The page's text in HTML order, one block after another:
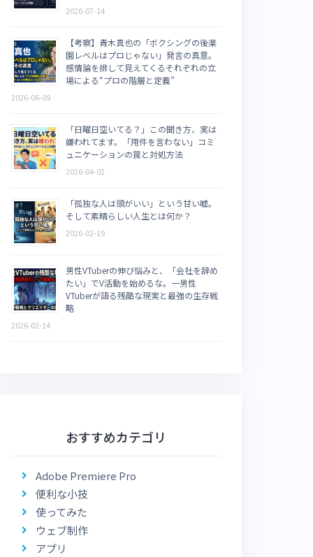
2026-07-14
【考察】青木真也の「ボクシングの後楽
園レベルはプロじゃない」発言の真意。
感情論を排して見えてくるそれぞれの立
場による“プロの階層と定義”
2026-06-09
「日曜日空いてる？」この聞き方、実は
嫌われてます。「用件を言わない」コミ
ュニケーションの罠と対処方法
2026-04-02
「孤独な人は頭がいい」という甘い嘘。
そして素晴らしい人生とは何か？
2026-02-19
男性VTuberの伸び悩みと、「会社を辞め
たい」でV活動を始めるな。一男性
VTuberが語る残酷な現実と最強の生存戦
略
2026-02-14
おすすめカテゴリ
Adobe Premiere Pro
便利な小技
使ってみた
ウェブ制作
アプリ